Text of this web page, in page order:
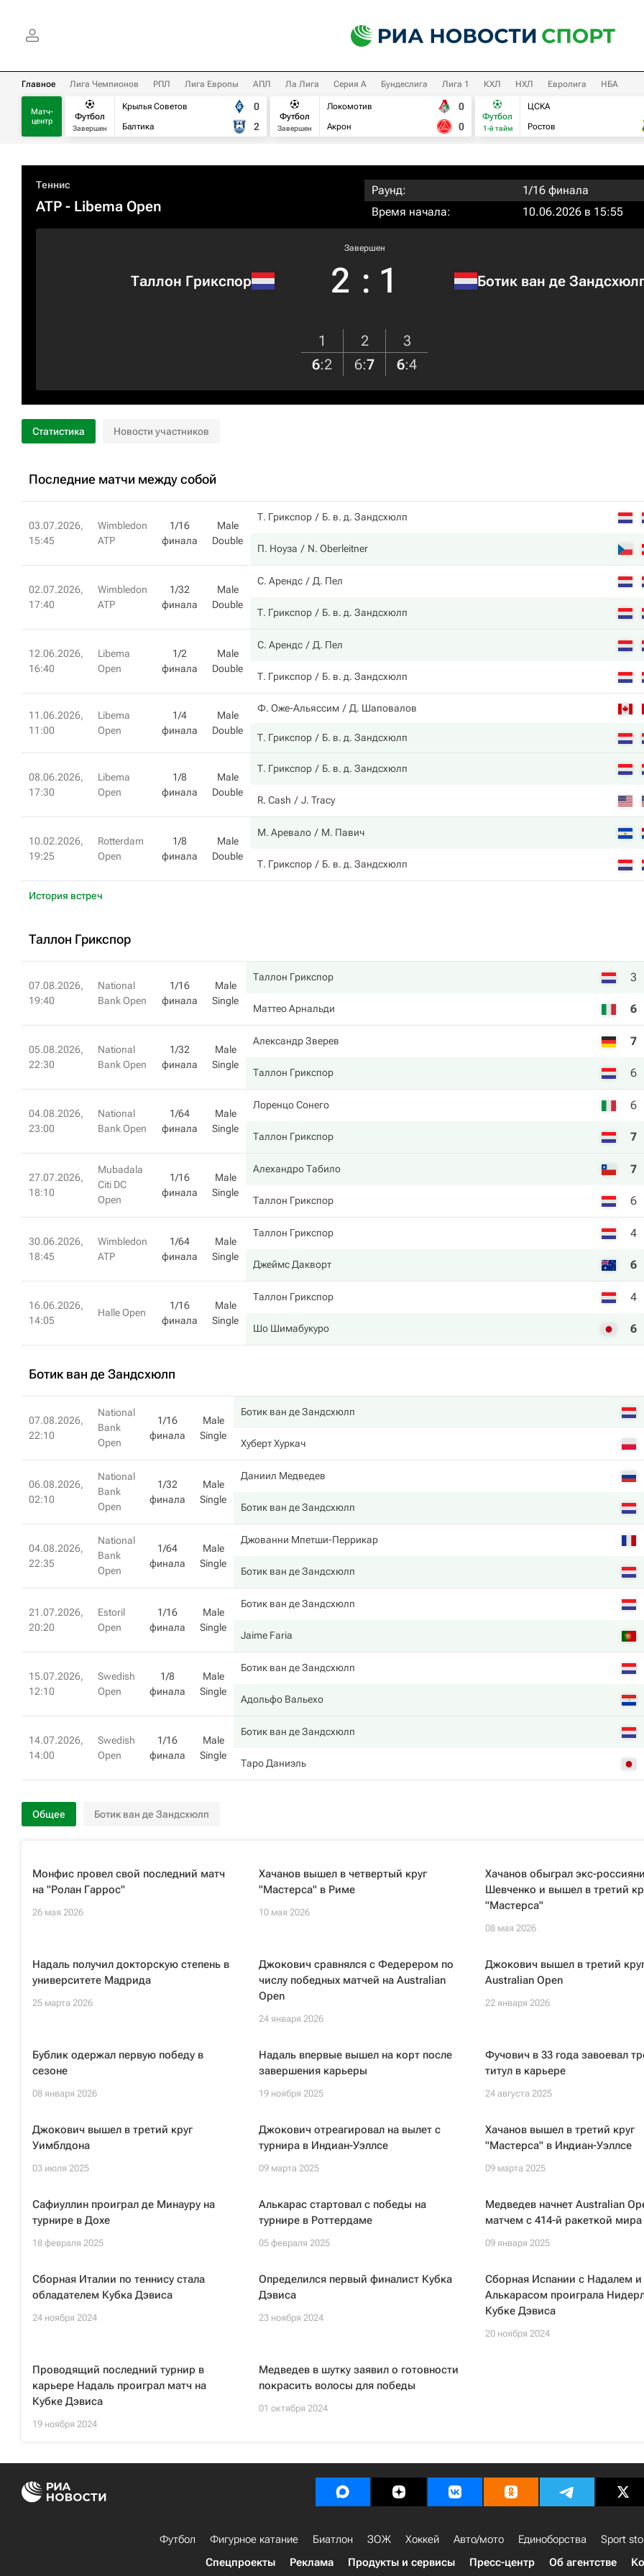
Главное Лига Чемпионов РПЛ Лига Европы АПЛ Ла Лига Серия А Бундеслига Лига 1 КХЛ НХЛ Евролига НБА
Матч-
центр
Футбол
Завершен
Крылья Советов
Балтика
0
2
Футбол
Завершен
Локомотив
Акрон
0
0
Футбол
1-й тайм
ЦСКА
Ростов
Теннис
ATP - Libema Open
Раунд:
1/16 финала
Время начала:
10.06.2026 в 15:55
Таллон Грикспор
Завершен
2 : 1 Ботик ван де
1 2
3
6:2 6:7 6:4
Статистика Новости участников
Последние матчи между собой
03.07.2026,
15:45
Wimbledon
ATP
1/16
финала
Male
Double
Т. Грикспор Б. в. д. Зандсхюлп
П. Ноуза N. Oberleitner
02.07.2026,
17:40
Wimbledon
ATP
1/32
финала
Male
Double
С. Арендс Д. Пел
Т. Грикспор Б. в. д. Зандсхюлп
12.06.2026,
16:40
Libema
Open
1/2
финала
Male
Double
С. Арендс Д. Пел
Т. Грикспор Б. в. д. Зандсхюлп
11.06.2026,
11:00
Libema
Open
1/4
финала
Male
Double
Ф. Оже-Альяссим Д. Шаповалов
Т. Грикспор Б. в. д. Зандсхюлп
08.06.2026,
17:30
Libema
Open
1/8
финала
Male
Double
Т. Грикспор Б. в. д. Зандсхюлп
R. Cash J. Tracy
10.02.2026,
19:25
Rotterdam
Open
1/8
финала
Male
Double
М. Аревало М. Павич
Т. Грикспор Б. в. д. Зандсхюлп
История встреч
Таллон Грикспор
07.08.2026,
19:40
National
Bank Open
1/16
финала
Male
Single
Таллон Грикспор 3
Маттео Арнальди 6
05.08.2026,
22:30
National
Bank Open
1/32
финала
Male
Single
Александр Зверев 7
Таллон Грикспор 6
04.08.2026,
23:00
National
Bank Open
1/64
финала
Male
Single
Лоренцо Сонего 6
Таллон Грикспор 7
27.07.2026,
18:10
Mubadala
Citi DC
Open
1/16
финала
Male
Single
Алехандро Табило 7
Таллон Грикспор 6
30.06.2026,
18:45
Wimbledon
ATP
1/64
финала
Male
Single
Таллон Грикспор 4
Джеймс Дакворт 6
16.06.2026,
14:05
Halle Open
1/16
финала
Male
Single
Таллон Грикспор 4
Шо Шимабукуро 6
Ботик ван де Зандсхюлп
07.08.2026,
22:10
National
Bank
Open
1/16
финала
Male
Single
Ботик ван де Зандсхюлп
Хуберт Хуркач
06.08.2026,
02:10
National
Bank
Open
1/32
финала
Male
Single
Даниил Медведев
Ботик ван де Зандсхюлп
04.08.2026,
22:35
National
Bank
Open
1/64
финала
Male
Single
Джованни Мпетши-Перрикар
Ботик ван де Зандсхюлп
21.07.2026,
20:20
Estoril
Open
1/16
финала
Male
Single
Ботик ван де Зандсхюлп
Jaime Faria
15.07.2026,
12:10
Swedish
Open
1/8
финала
Male
Single
Ботик ван де Зандсхюлп
Адольфо Вальехо
14.07.2026,
14:00
Swedish
Open
1/16
финала
Male
Single
Ботик ван де Зандсхюлп
Таро Даниэль
Общее Ботик ван де Зандсхюлп
Монфис провел свой последний матч
на "Ролан Гаррос"
26 мая 2026
Хачанов вышел в четвертый круг
"Мастерса" в Риме
10 мая 2026
Хачанов обыграл экс-
Шевченко и вышел в третий
"Мастерса"
08 мая 2026
Надаль получил докторскую степень в
университете Мадрида
25 марта 2026
Джокович сравнялся с Федерером по
числу победных матчей на Australian
Open
24 января 2026
Джокович вышел в третий
Australian Open
22 января 2026
Бублик одержал первую победу в
сезоне
08 января 2026
Надаль впервые вышел на корт после
завершения карьеры
19 ноября 2025
Фучович в 33 года завоевал
титул в карьере
24 августа 2025
Джокович вышел в третий круг
Уимблдона
03 июля 2025
Джокович отреагировал на вылет с
турнира в Индиан-Уэллсе
09 марта 2025
Хачанов вышел в третий круг
"Мастерса" в Индиан-Уэллсе
09 марта 2025
Сафиуллин проиграл де Минауру на
турнире в Дохе
18 февраля 2025
Алькарас стартовал с победы на
турнире в Роттердаме
05 февраля 2025
Медведев начнет Australian
матчем с 414-й ракеткой мира
09 января 2025
Сборная Италии по теннису стала
обладателем Кубка Дэвиса
24 ноября 2024
Определился первый финалист Кубка
Дэвиса
23 ноября 2024
Сборная Испании c Надалем и
Алькарасом проиграла
Кубке Дэвиса
20 ноября 2024
Проводящий последний турнир в
карьере Надаль проиграл матч на
Кубке Дэвиса
19 ноября 2024
Медведев в шутку заявил о готовности
покрасить волосы для победы
01 октября 2024
Футбол Фигурное катание Биатлон ЗОЖ Хоккей Авто/мото Единоборства Sport
Спецпроекты
Реклама Продукты и сервисы Пресс-центр Об агентстве